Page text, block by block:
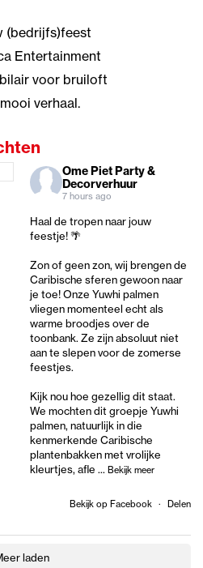
(bedrijfs)feest
Entertainment
voor bruiloft
verhaal.
Ome Piet Party &
Decorverhuur
7 hours ago
Haal de tropen naar jouw
feestje! 🌴
Zon of geen zon, wij brengen de
Caribische sferen gewoon naar
je toe! Onze Yuwhi palmen
vliegen momenteel echt als
warme broodjes over de
toonbank. Ze zijn absoluut niet
aan te slepen voor de zomerse
feestjes.
Kijk nou hoe gezellig dit staat.
We mochten dit groepje Yuwhi
palmen, natuurlijk in die
kenmerkende Caribische
plantenbakken met vrolijke
kleurtjes, afle ... Bekijk meer
Bekijk op Facebook · Delen
laden